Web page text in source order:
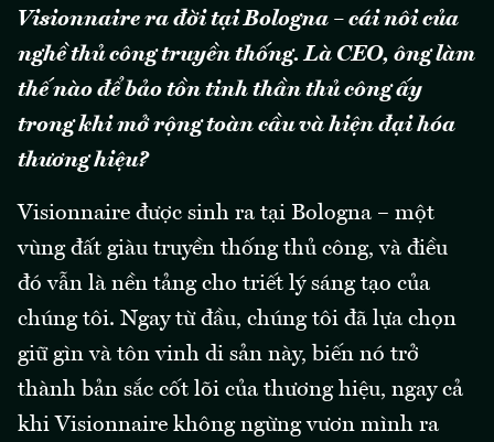
Visionnaire ra đời tại Bologna – cái nôi của
nghề thủ công truyền thống. Là CEO, ông làm
thế nào để bảo tồn tinh thần thủ công ấy
trong khi mở rộng toàn cầu và hiện đại hóa
thương hiệu?
Visionnaire được sinh ra tại Bologna – một
vùng đất giàu truyền thống thủ công, và điều
đó vẫn là nền tảng cho triết lý sáng tạo của
chúng tôi. Ngay từ đầu, chúng tôi đã lựa chọn
giữ gìn và tôn vinh di sản này, biến nó trở
thành bản sắc cốt lõi của thương hiệu, ngay cả
khi Visionnaire không ngừng vươn mình ra